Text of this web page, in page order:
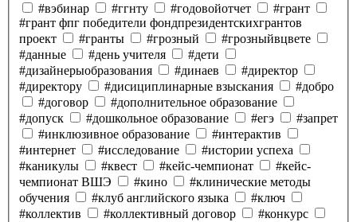
#вэбинар
#ггнту #годовойотчет
#грант
#грант фпг победители фондпрезидентскихгрантов
проект
#гранты #грозный
#грозныйвцвете
#данные
#день учителя
#дети
#дизайнерыобразования
#динаев
#директор
#директору
#дисициплинарные взыскания
#добро
#договор
#дополнительное образование
#допуск
#дошкольное образование #егэ
#запрет
#инклюзивное образование
#интерактив
#интернет
#исследование
#истории успеха
#каникулы
#квест #кейс-чемпионат
#кейс-
чемпионат ВШЭ
#кино
#клинические методы
обучения
#клуб английского языка
#ключ
#коллектив
#коллективный договор
#конкурс